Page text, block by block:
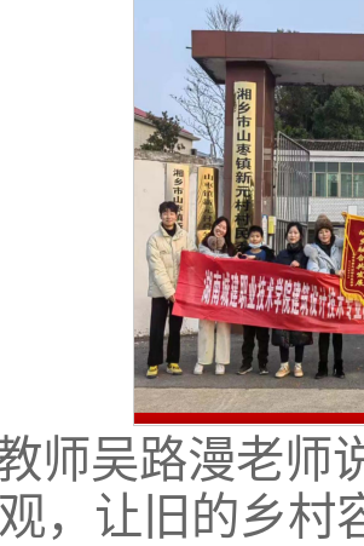
师吴路漫老师
，让旧的乡村